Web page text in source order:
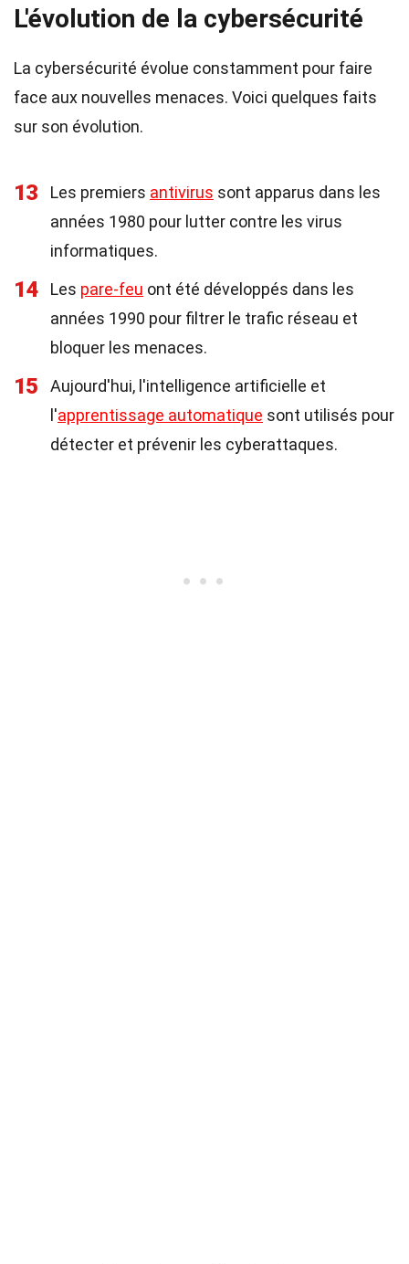
L'évolution de la cybersécurité
La cybersécurité évolue constamment pour faire
face aux nouvelles menaces. Voici quelques faits
sur son évolution.
13 Les premiers antivirus sont apparus dans les
années 1980 pour lutter contre les virus
informatiques.
14 Les pare-feu ont été développés dans les
années 1990 pour filtrer le trafic réseau et
bloquer les menaces.
15
Aujourd'hui, l'intelligence artificielle et
l'apprentissage automatique sont utilisés pour
détecter et prévenir les cyberattaques.